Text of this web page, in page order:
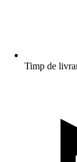
Timp de